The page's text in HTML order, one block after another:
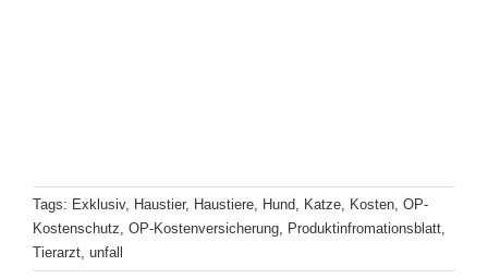
Tags: Exklusiv, Haustier, Haustiere, Hund, Katze, Kosten, OP-
Kostenschutz, OP-Kostenversicherung, Produktinfromationsblatt,
Tierarzt, unfall